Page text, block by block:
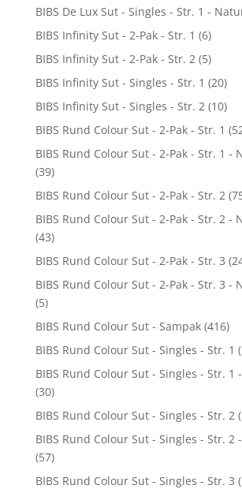
BIBS De Lux Sut - Singles - Str. 1 -
BIBS Infinity Sut - 2-Pak - Str. 1 (6)
BIBS Infinity Sut - 2-Pak - Str. 2 (5)
BIBS Infinity Sut - Singles - Str. 1 (20)
BIBS Infinity Sut - Singles - Str. 2 (10)
BIBS Rund Colour Sut - 2-Pak - Str. 1
BIBS Rund Colour Sut - 2-Pak - Str. 1 -
(39)
BIBS Rund Colour Sut - 2-Pak - Str. 2
BIBS Rund Colour Sut - 2-Pak - Str. 2 -
(43)
BIBS Rund Colour Sut - 2-Pak - Str. 3
BIBS Rund Colour Sut - 2-Pak - Str. 3 -
(5)
BIBS Rund Colour Sut - Sampak (416)
BIBS Rund Colour Sut - Singles - Str. 1
BIBS Rund Colour Sut - Singles - Str.
(30)
BIBS Rund Colour Sut - Singles - Str. 2
BIBS Rund Colour Sut - Singles - Str.
(57)
BIBS Rund Colour Sut - Singles - Str. 3